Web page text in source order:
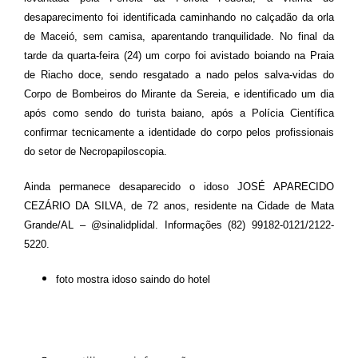
desaparecimento foi identificada caminhando no calçadão da orla
de Maceió, sem camisa, aparentando tranquilidade. No final da
tarde da quarta-feira (24) um corpo foi avistado boiando na Praia
de Riacho doce, sendo resgatado a nado pelos salva-vidas do
Corpo de Bombeiros do Mirante da Sereia, e identificado um dia
após como sendo do turista baiano, após a Polícia Científica
confirmar tecnicamente a identidade do corpo pelos profissionais
do setor de Necropapiloscopia.
Ainda permanece desaparecido o idoso JOSÉ APARECIDO
CEZÁRIO DA SILVA, de 72 anos, residente na Cidade de Mata
Grande/AL – @sinalidplidal. Informações (82) 99182-0121/2122-
5220.
foto mostra idoso saindo do hotel